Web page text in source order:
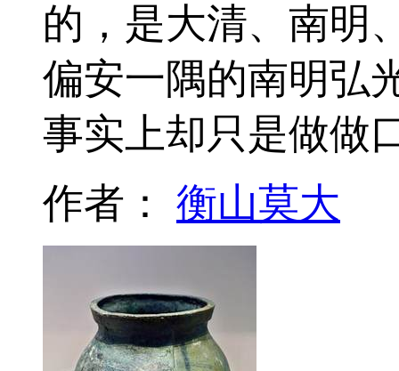
的，是大清、南明
偏安一隅的南明弘
事实上却只是做
作者： 衡山莫大